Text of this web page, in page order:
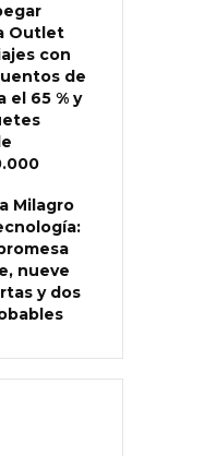
Outlet
con
de
el 65 % y
Milagro
nueve
y dos